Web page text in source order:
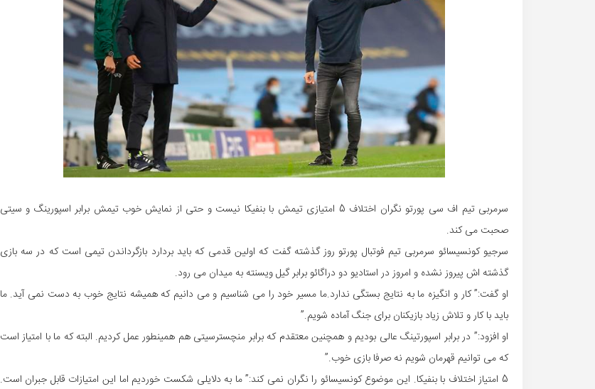
سرمربی تیم اف سی پورتو نگران اختلاف 5 امتیازی تیمش با بنفیکا نیست و حتی از نمایش خوب تیمش برابر اسپورینگ و سیتی
صحبت می کند.
سرجیو کونسیسائو سرمربی تیم فوتبال پورتو روز گذشته گفت که اولین قدمی که باید بردارد بازگرداندن تیمی است که در سه بازی
گذشته اش پیروز نشده و امروز در استادیو دو دراگائو برابر گیل ویسنته به میدان می رود.
او گفت:” کار و انگیزه ما به نتایج بستگی ندارد.ما مسیر خود را می شناسیم و می دانیم که همیشه نتایج خوب به دست نمی آید. ما
باید با کار و تلاش زیاد بازیکنان برای جنگ آماده شویم.”
او افزود:” در برابر اسپورتینگ عالی بودیم و همچنین معتقدم که برابر منچسترسیتی هم همینطور عمل کردیم. البته که ما با امتیاز است
که می توانیم قهرمان شویم نه صرفا بازی خوب.”
5 امتیاز اختلاف با بنفیکا. این موضوع کونسیسائو را نگران نمی کند:” ما به دلایلی شکست خوردیم اما این امتیازات قابل جبران است.